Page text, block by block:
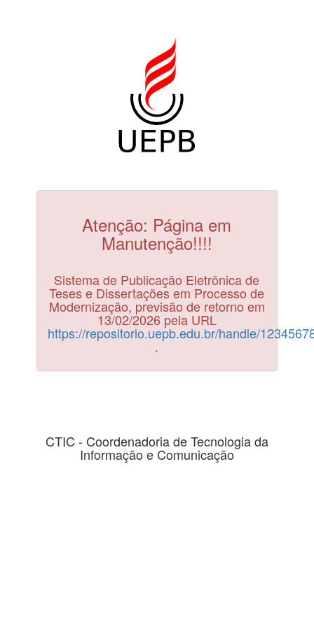
Atenção: Página em
Manutenção!!!!
Sistema de Publicação Eletrônica de
Teses e Dissertações em Processo de
Modernização, previsão de retorno em
13/02/2026 pela URL
https://repositorio.uepb.edu.br/handle/
.
CTIC - Coordenadoria de Tecnologia da
Informação e Comunicação